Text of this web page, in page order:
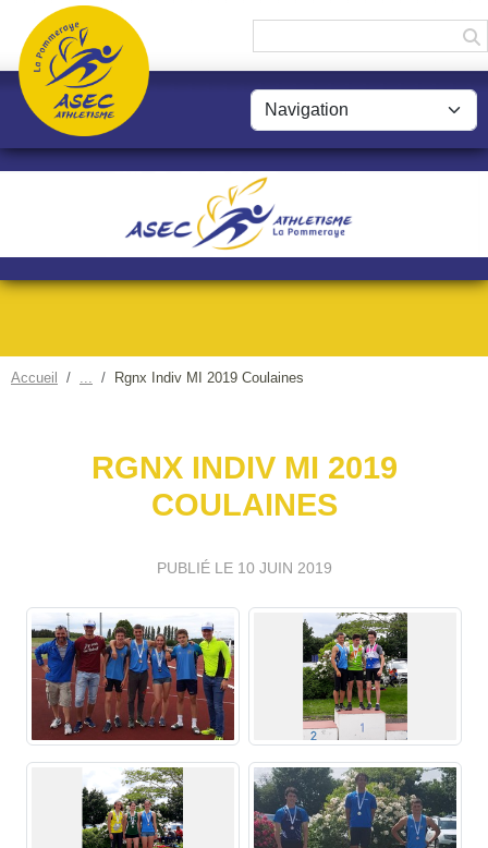
Accueil Rgnx Indiv MI 2019 Coulaines
RGNX INDIV MI 2019
COULAINES
PUBLIÉ LE 10 JUIN 2019
Panneau de gestion des cookies